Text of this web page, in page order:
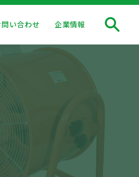
い合わせ 企業情報